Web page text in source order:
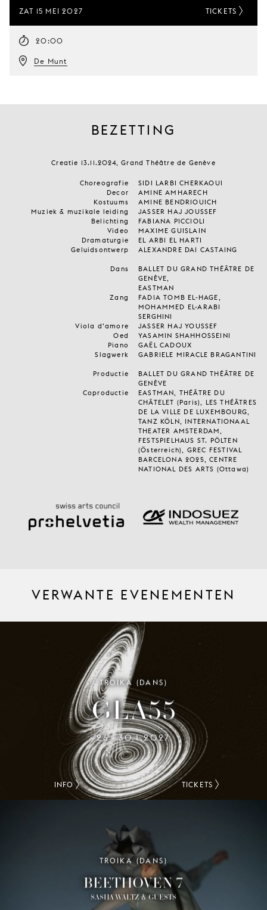
ZAT 15 MEI 2027
20:00
De Munt
TICKETS
BEZETTING
Creatie 13.11.2024, Grand Théâtre de Genève
Choreografie
SIDI LARBI CHERKAOUI
Decor
AMINE AMHARECH
Kostuums
AMINE BENDRIOUICH
Muziek & muzikale leiding
JASSER HAJ JOUSSEF
Belichting
FABIANA PICCIOLI
Video
MAXIME GUISLAIN
Dramaturgie
EL ARBI EL HARTI
Geluidsontwerp
ALEXANDRE DAI CASTAING
Dans
BALLET DU GRAND THÉÂTRE DE
GENÈVE,
EASTMAN
Zang
FADIA TOMB EL-HAGE,
MOHAMMED EL-ARABI
SERGHINI
Viola d’amore
JASSER HAJ YOUSSEF
Oed
YASAMIN SHAHHOSSEINI
Piano
GAËL CADOUX
Slagwerk
GABRIELE MIRACLE BRAGANTINI
Productie
BALLET DU GRAND THÉÂTRE DE
GENÈVE
Coproductie
EASTMAN, THÉÂTRE DU
CHÂTELET (Paris), LES THÉÂTRES
DE LA VILLE DE LUXEMBOURG,
TANZ KÖLN, INTERNATIONAAL
THEATER AMSTERDAM,
FESTSPIELHAUS ST. PÖLTEN
(Österreich), GREC FESTIVAL
BARCELONA 2025, CENTRE
NATIONAL DES ARTS (Ottawa)
VERWANTE EVENEMENTEN
TROIKA (DANS)
GLA55
26–30.1.2027
INFO TICKETS
TROIKA (DANS)
BEETHOVEN 7
SASHA WALTZ & GUESTS